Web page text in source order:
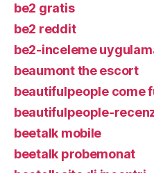
be2 gratis
be2 reddit
be2-inceleme
beaumont the escort
beautifulpeople come
beautifulpeople-
beetalk mobile
beetalk probemonat